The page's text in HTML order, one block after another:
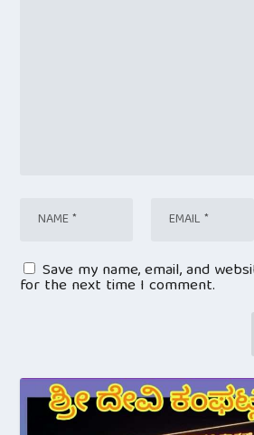
Save my name, email, and
for the next time I comment.